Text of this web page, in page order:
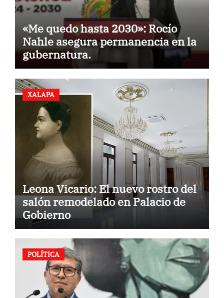
«Me quedo hasta 2030»: Rocío
Nahle asegura permanencia en la
gubernatura.
XALAPA
Leona Vicario: El nuevo rostro del
salón remodelado en Palacio de
Gobierno
POLÍTICA